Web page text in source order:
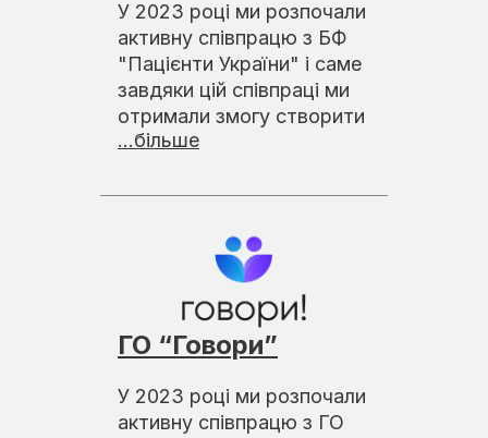
У 2023 році ми розпочали
активну співпрацю з БФ
"Пацієнти України" і саме
завдяки цій співпраці ми
отримали змогу створити
...більше
ГО “Говори”
У 2023 році ми розпочали
активну співпрацю з ГО